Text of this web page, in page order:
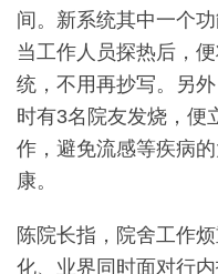
间。新系统其中一个
当工作人员探热后，
统，不用再抄写。另
时有3名院友发烧，便
作，避免流感等疾病
康。
陈院长指，院舍工作
化、业界同时面对行